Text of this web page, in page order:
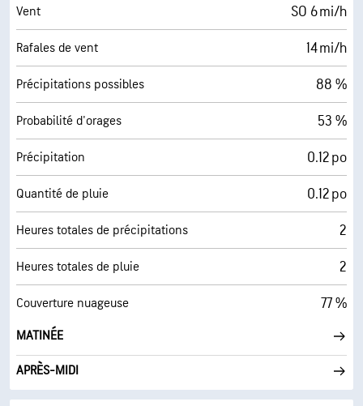
Vent SO 6 mi/h
Rafales de vent 14 mi/h
Précipitations possibles 88 %
Probabilité d'orages 53 %
Précipitation 0.12 po
Quantité de pluie 0.12 po
Heures totales de précipitations 2
Heures totales de pluie 2
Couverture nuageuse 77 %
MATINÉE
APRÈS-MIDI